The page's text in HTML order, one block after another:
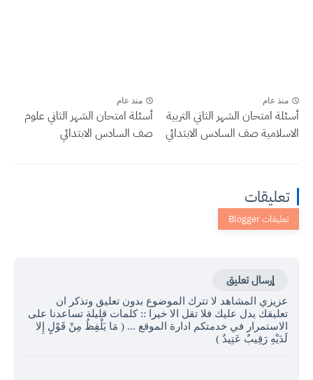
منذ عام
أسئلة امتحان الشهر الثاني التربية
الاسلامية صف السادس الابتدائي
منذ عام
أسئلة امتحان الشهر الثاني علوم
صف السادس الابتدائي
تعليقات
إرسال تعليق
عزيزي المشاهد لا تترك الموضوع بدون تعليق وتذكر ان
تعليقك يدل عليك فلا تقل الا خيرا :: كلمات قليلة تساعدنا على
الاستمرار في خدمتكم ادارة الموقع ... ( مَا يَلْفِظُ مِنْ قَوْلٍ إِلا
لَدَيْهِ رَقِيبٌ عَتِيدٌ )